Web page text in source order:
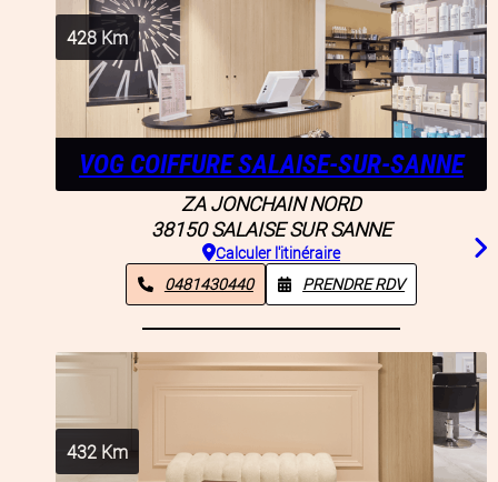
428Km
VOG COIFFURE SALAISE-SUR-SANNE
ZA JONCHAIN NORD
38150 SALAISE SUR SANNE
Calculer l'itinéraire
0481430440
PRENDRE RDV
432 Km